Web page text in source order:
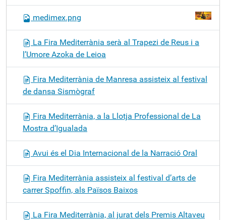
medimex.png
La Fira Mediterrània serà al Trapezi de Reus i a
l’Umore Azoka de Leioa
Fira Mediterrània de Manresa assisteix al festival
de dansa Sismògraf
Fira Mediterrània, a la Llotja Professional de La
Mostra d’Igualada
Avui és el Dia Internacional de la Narració Oral
Fira Mediterrània assisteix al festival d’arts de
carrer Spoffin, als Països Baixos
La Fira Mediterrània, al jurat dels Premis Altaveu